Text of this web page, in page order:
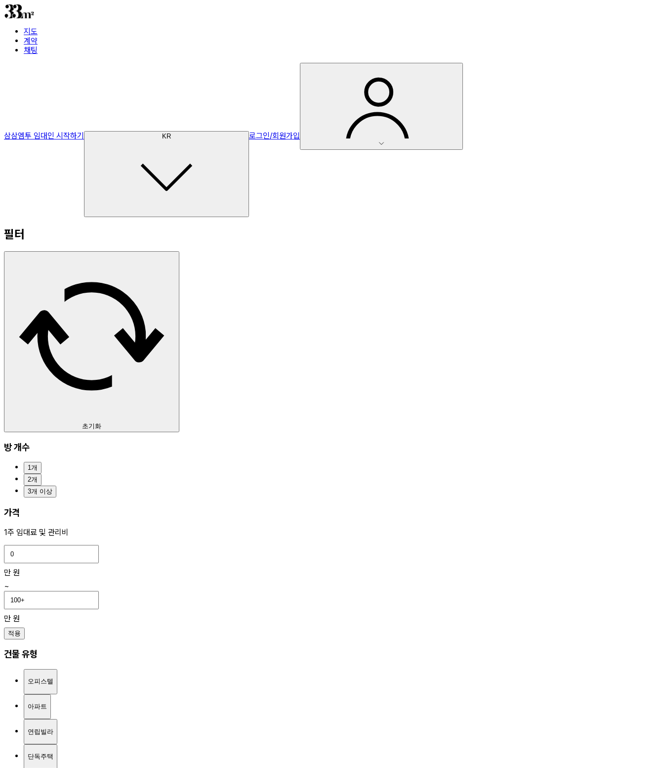
지도
계약
채팅
삼삼엠투 임대인 시작하기 KR 로그인/회원가입
필터
초기화
방 개수
1개
2개
3개 이상
가격
1주 임대료 및 관리비
만 원
~
만 원
적용
건물 유형
오피스텔
아파트
연립빌라
단독주택